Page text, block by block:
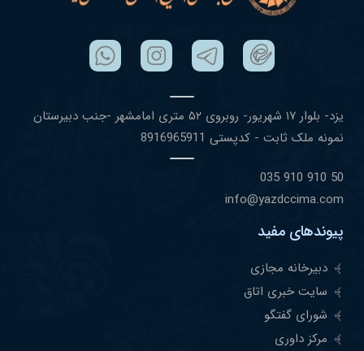
یزد- بلوار ١٧ شهریور- روبروی ۵٢ متری امامشهر -جنب دبیرستان
نمونه ملک ثابت - کدپستی 8916965911
50 910 910 035
info@yazdccima.com
پیوندهای مفید
دبیرخانه مجازی
سایت خبری اتاق
شورای گفتگو
مرکز داوری